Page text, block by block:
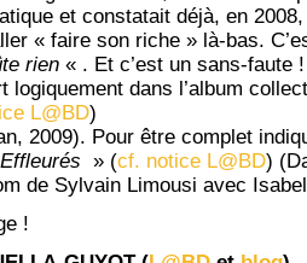
et constatait déjà, en
« faire son riche » là-bas.
rien « . Et c’est un sans-faute
logiquement dans l’album
L@BD)
2009). Pour être complet
Effleurés » (cf. notice L@BD)
de Sylvain Limousi avec
!